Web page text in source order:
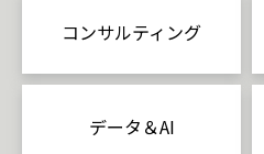
コンサルティング
データ＆AI